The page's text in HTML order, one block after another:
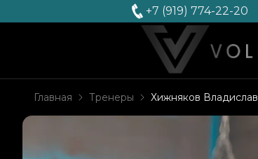
+7 (919) 774-22-20
Главная Тренеры Хижняков Владислав